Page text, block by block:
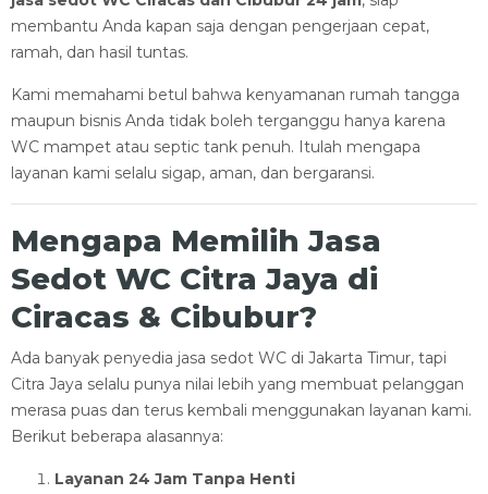
membantu Anda kapan saja dengan pengerjaan cepat,
ramah, dan hasil tuntas.
Kami memahami betul bahwa kenyamanan rumah tangga
maupun bisnis Anda tidak boleh terganggu hanya karena
WC mampet atau septic tank penuh. Itulah mengapa
layanan kami selalu sigap, aman, dan bergaransi.
Mengapa Memilih Jasa
Sedot WC Citra Jaya di
Ciracas & Cibubur?
Ada banyak penyedia jasa sedot WC di Jakarta Timur, tapi
Citra Jaya selalu punya nilai lebih yang membuat pelanggan
merasa puas dan terus kembali menggunakan layanan kami.
Berikut beberapa alasannya:
Layanan 24 Jam Tanpa Henti